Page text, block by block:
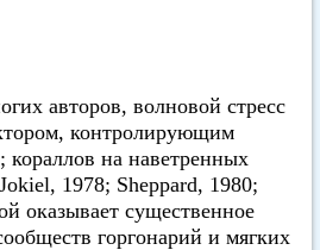
авторов, волновой стресс
контролирующим
кораллов на наветренных
1978; Sheppard, 1980;
оказывает существенное
горгонарий и мягких